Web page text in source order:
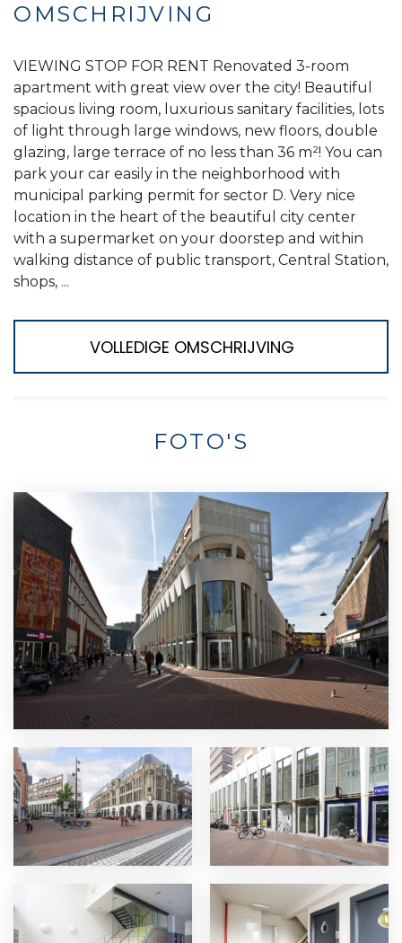
OMSCHRIJVING
VIEWING STOP FOR RENT Renovated 3-room
apartment with great view over the city! Beautiful
spacious living room, luxurious sanitary facilities, lots
of light through large windows, new floors, double
glazing, large terrace of no less than 36 m²! You can
park your car easily in the neighborhood with
municipal parking permit for sector D. Very nice
location in the heart of the beautiful city center
with a supermarket on your doorstep and within
walking distance of public transport, Central Station,
shops, ...
VOLLEDIGE OMSCHRIJVING
FOTO'S